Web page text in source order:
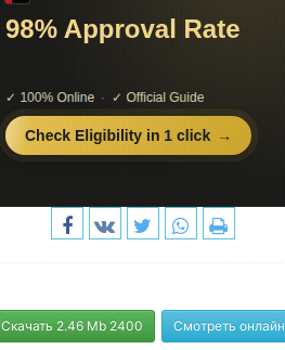
Скачать 2.46 Mb 2400 Смотреть онлайн